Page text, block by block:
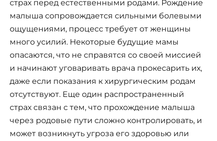
страх перед естественными родами. Рождение
малыша сопровождается сильными болевыми
ощущениями, процесс требует от женщины
много усилий. Некоторые будущие мамы
опасаются, что не справятся со своей миссией
и начинают уговаривать врача прокесарить их,
даже если показания к хирургическим родам
отсутствуют. Еще один распространенный
страх связан с тем, что прохождение малыша
через родовые пути сложно контролировать, и
может возникнуть угроза его здоровью или